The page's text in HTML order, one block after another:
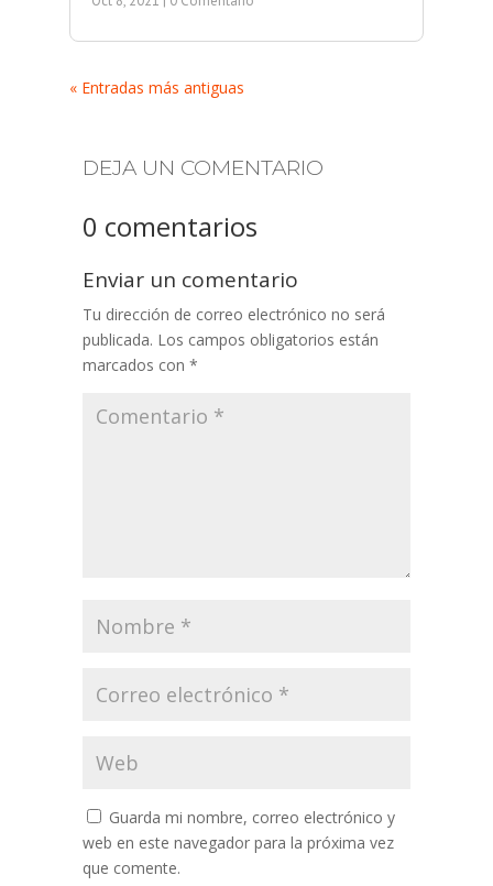
« Entradas más antiguas
DEJA UN COMENTARIO
0 comentarios
Enviar un comentario
Tu dirección de correo electrónico no será
publicada. Los campos obligatorios están
marcados con *
Guarda mi nombre, correo electrónico y
web en este navegador para la próxima vez
que comente.